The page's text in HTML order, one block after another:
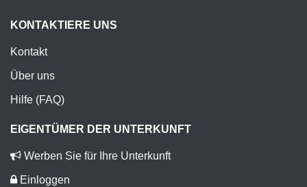
KONTAKTIERE UNS
Kontakt
Über uns
Hilfe (FAQ)
EIGENTÜMER DER UNTERKUNFT
Werben Sie für Ihre Unterkunft
Einloggen